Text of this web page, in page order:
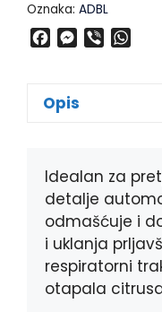
Oznaka: ADBL
e
b
k
M
s
e
r
p
Opis
Idealan za
detalje
odmašćuje i
i uklanja
respiratorni
otapala